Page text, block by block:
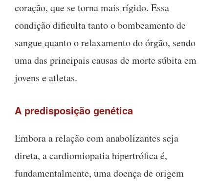
coração, que se torna mais rígido. Essa
condição dificulta tanto o bombeamento de
sangue quanto o relaxamento do órgão, sendo
uma das principais causas de morte súbita em
jovens e atletas.
A predisposição genética
Embora a relação com anabolizantes seja
direta, a cardiomiopatia hipertrófica é,
fundamentalmente, uma doença de origem